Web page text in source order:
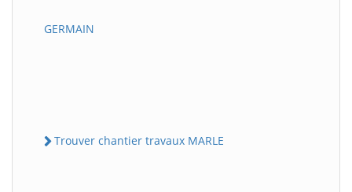
GERMAIN
Trouver chantier travaux MARLE